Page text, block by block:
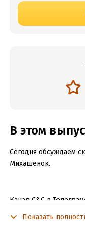
В этом
Сегодня обсуждаем
Михашенок.
Канал C&C в
Поддержать C&C на
Показать